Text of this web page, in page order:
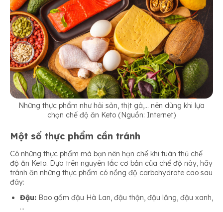
Những thực phẩm như hải sản, thịt gà,… nên dùng khi lựa
chọn chế độ ăn Keto (Nguồn: Internet)
Một số thực phẩm cần tránh
Có những thực phẩm mà bạn nên hạn chế khi tuân thủ chế
độ ăn Keto. Dựa trên nguyên tắc cơ bản của chế độ này, hãy
tránh ăn những thực phẩm có nồng độ carbohydrate cao sau
đây:
Đậu: Bao gồm đậu Hà Lan, đậu thận, đậu lăng, đậu xanh,
…